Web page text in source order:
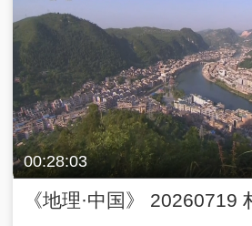
00:28:03
《地理·中国》 20260719